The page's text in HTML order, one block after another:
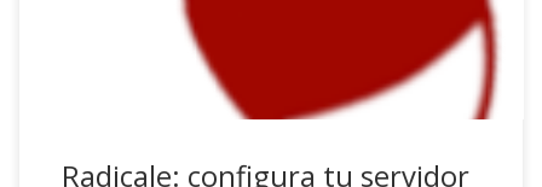
Radicale, un servidor CalDAV libre. […]
Radicale: configura tu servidor